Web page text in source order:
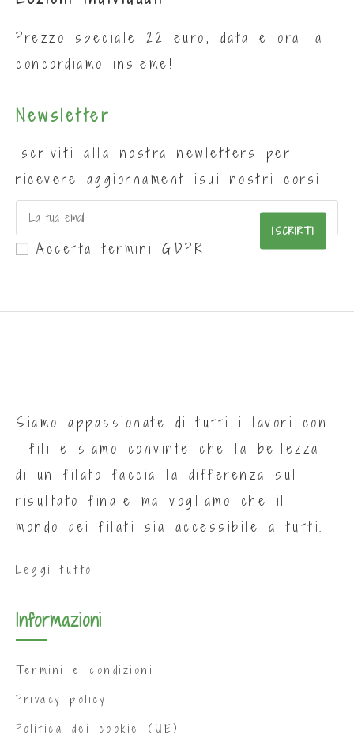
Prezzo speciale 22 euro, data e ora la
concordiamo insieme!
Newsletter
Iscriviti alla nostra newletters per
ricevere aggiornament isui nostri corsi
ISCRIRTI
Accetta termini GDPR
Siamo appassionate di tutti i lavori con
i fili e siamo convinte che la bellezza
di un filato faccia la differenza sul
risultato finale ma vogliamo che il
mondo dei filati sia accessibile a tutti.
Leggi tutto
Informazioni
Termini e condizioni
Privacy policy
Politica dei cookie (UE)